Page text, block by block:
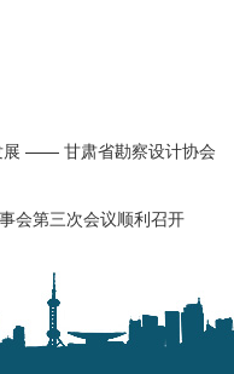
展 —— 甘肃省勘察设计协会
会第三次会议顺利召开